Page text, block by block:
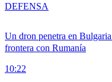
Un dron penetra en
frontera con Rumanía
10:22
DEFENSA